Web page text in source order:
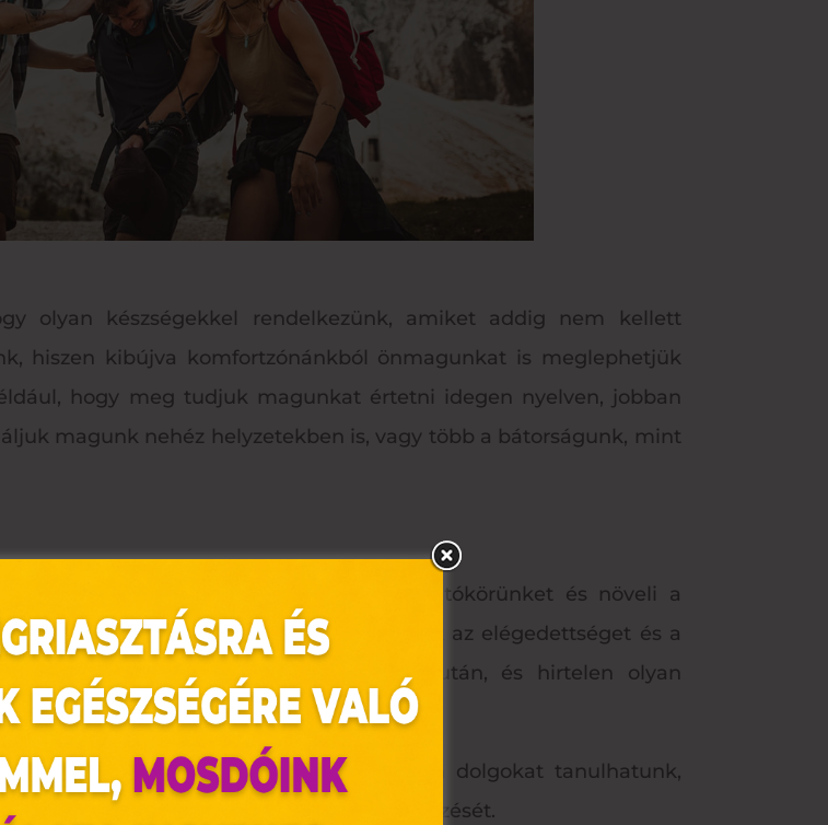
olyan készségekkel rendelkezünk, amiket addig nem kellett
hiszen kibújva komfortzónánkból önmagunkat is meglephetjük
hogy meg tudjuk magunkat értetni idegen nyelven, jobban
magunk nehéz helyzetekben is, vagy több a bátorságunk, mint
megfigyelése és megértése kitágítja látókörünket és növeli a
látni és tapasztalni, miközben érezzük az elégedettséget és a
nézni a világot egy-egy tapasztalat után, és hirtelen olyan
gondoltunk.
a mindennapokból, olyan dolgokat tanulhatunk,
teszi a világban elfoglalt helyünk felfedezését.